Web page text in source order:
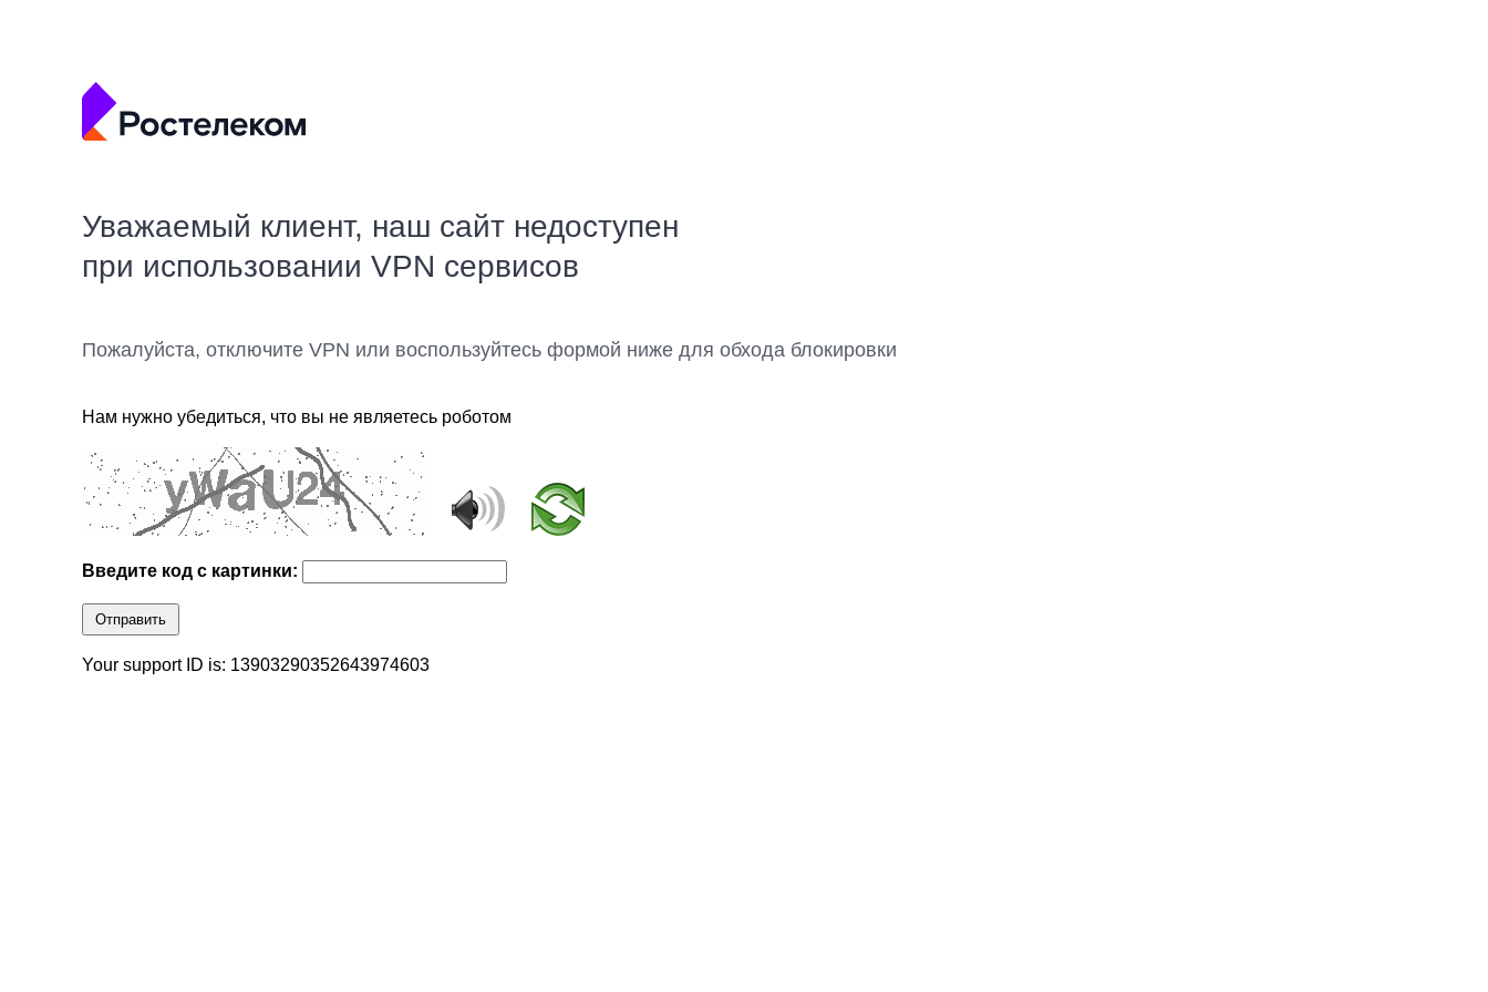
Уважаемый клиент, наш сайт недоступен
при использовании VPN сервисов
Пожалуйста, отключите VPN или воспользуйтесь формой ниже для обхода блокировки
Нам нужно убедиться, что вы не являетесь роботом
Введите код с картинки:
Отправить
Your support ID is: 13903290352643974603